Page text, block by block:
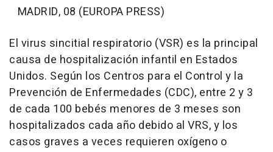
MADRID, 08 (EUROPA PRESS)
El virus sincitial respiratorio (VSR) es la principal
causa de hospitalización infantil en Estados
Unidos. Según los Centros para el Control y la
Prevención de Enfermedades (CDC), entre 2 y 3
de cada 100 bebés menores de 3 meses son
hospitalizados cada año debido al VRS, y los
casos graves a veces requieren oxígeno o